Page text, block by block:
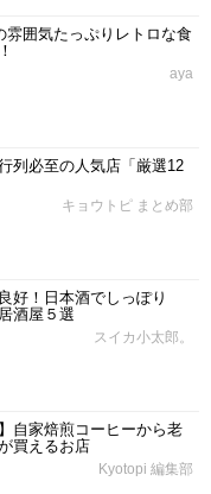
雰囲気たっぷりレトロな食
aya
列必至の人気店「厳選12
キョウトピ まとめ部
好！日本酒でしっぽり
酒屋５選
スイカ小太郎。
自家焙煎コーヒーから老
買えるお店
Kyotopi 編集部